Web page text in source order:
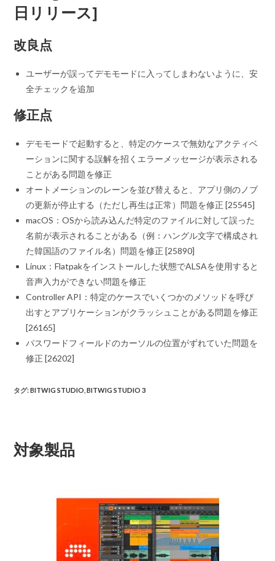
日リリース]
改良点
ユーザーが誤ってデモモードに入ってしまわないように、安
全チェックを追加
修正点
デモモードで起動すると、特定のケースで無効なアクティベ
ーションに関する誤解を招くエラーメッセージが表示される
ことがある問題を修正
オートメーションのレーンを並び替えると、アプリ側のノブ
の更新が停止する（ただし再生は正常）問題を修正 [25545]
macOS：OSから読み込んだ特定のファイルに対して誤った
名前が表示されることがある（例：ハングル文字で構成され
た韓国語のファイル名）問題を修正 [25890]
Linux：Flatpakをインストールした状態でALSAを使用すると
音声入力ができない問題を修正
Controller API：特定のケースでいくつかのメソッドを呼び
出すとアプリケーションがクラッシュことがある問題を修正
[26165]
パスワードフィールドのカーソルの位置がずれていた問題を
修正 [26202]
タグ:BITWIG STUDIO BITWIG STUDIO 3
対象製品